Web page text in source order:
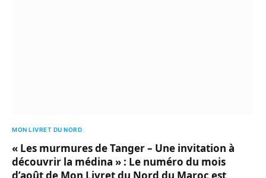
MON LIVRET DU NORD
« Les murmures de Tanger – Une invitation à
découvrir la médina » : Le numéro du mois